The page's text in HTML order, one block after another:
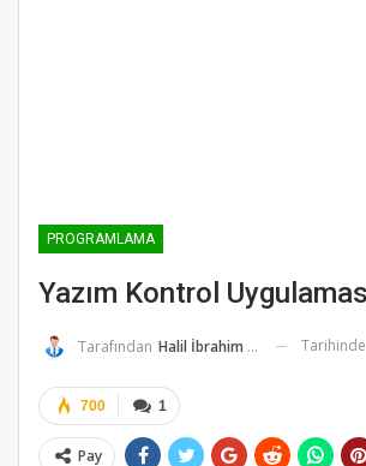
PROGRAMLAMA
Yazım Kontrol
Tarafından Halil İbrahim K. Tarihinde
1
700
Pay